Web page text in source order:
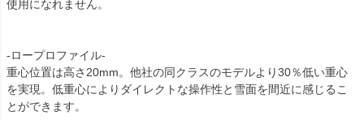
使用になれません。
-ロープロファイル-
重心位置は高さ20mm。他社の同クラスのモデルより30％低い重心
を実現。低重心によりダイレクトな操作性と雪面を間近に感じるこ
とができます。